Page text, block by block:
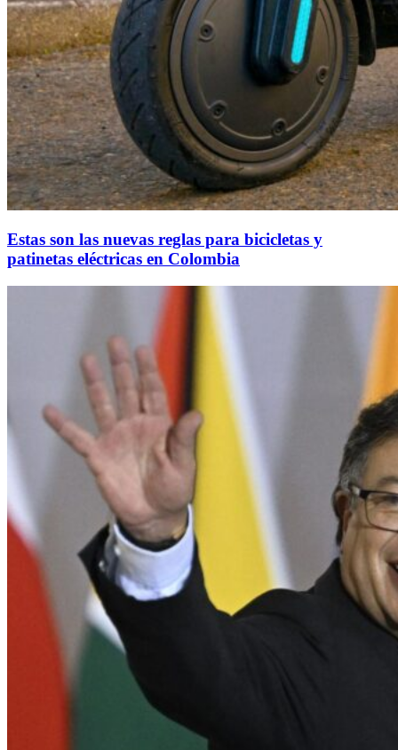
Estas son las nuevas reglas para bicicletas y
patinetas eléctricas en Colombia